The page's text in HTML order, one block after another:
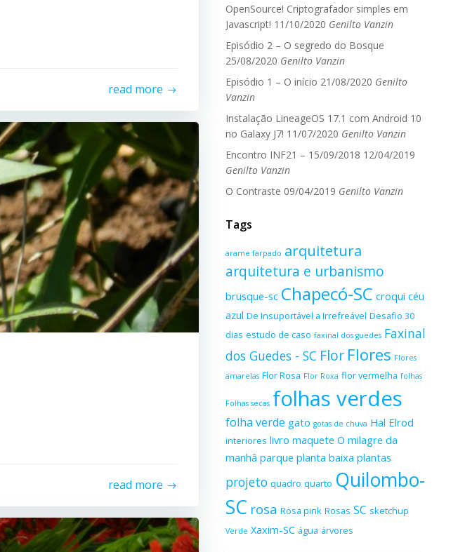
read more
read more
OpenSource! Criptografador simples em
Javascript! 11/10/2020 Genilto Vanzin
Episódio 2 – O segredo do Bosque
25/08/2020 Genilto Vanzin
Episódio 1 – O início 21/08/2020 Genilto
Vanzin
Instalação LineageOS 17.1 com Android 10
no Galaxy J7! 11/07/2020 Genilto Vanzin
Encontro INF21 – 15/09/2018 12/04/2019
Genilto Vanzin
O Contraste 09/04/2019 Genilto Vanzin
Tags
arame farpado arquitetura
arquitetura e urbanismo
brusque-sc Chapecó-SC croqui céu
azul De Insuportável a Irrefreável Desafio 30
dias estudo de caso faxinal dos guedes Faxinal
dos Guedes - SC Flor Flores Flores
amarelas Flor Rosa Flor Roxa flor vermelha folhas
Folhas secas folhas verdes
folha verde gato gotas de chuva Hal Elrod
interiores livro maquete O milagre da
manhã parque planta baixa plantas
projeto quadro quarto Quilombo-
SC rosa Rosa pink Rosas SC sketchup
Verde Xaxim-SC água árvores